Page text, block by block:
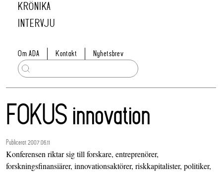
KRÖNIKA
INTERVJU
Om ADA Kontakt Nyhetsbrev
FOKUS innovation
Publicerat 2007.06.11
Konferensen riktar sig till forskare, entreprenörer,
forskningsfinansiärer, innovationsaktörer, riskkapitalister, politiker,